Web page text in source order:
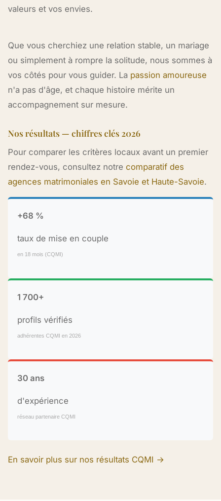
valeurs et vos envies.
Que vous cherchiez une relation stable, un mariage
ou simplement à rompre la solitude, nous sommes à
vos côtés pour vous guider. La passion amoureuse
n'a pas d'âge, et chaque histoire mérite un
accompagnement sur mesure.
Nos résultats — chiffres clés 2026
Pour comparer les critères locaux avant un premier
rendez-vous, consultez notre comparatif des
agences matrimoniales en Savoie et Haute-Savoie.
+68 %
taux de mise en couple
en 18 mois (CQMI)
1 700+
profils vérifiés
adhérentes CQMI en 2026
30 ans
d'expérience
réseau partenaire CQMI
En savoir plus sur nos résultats CQMI →